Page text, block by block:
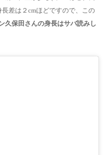
差は２cmほどですので、この
久保田さんの身長はサバ読みし